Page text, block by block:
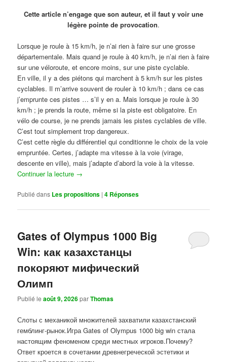
Cette article n’engage que son auteur, et il faut y voir une
légère pointe de provocation.
Lorsque je roule à 15 km/h, je n’ai rien à faire sur une grosse
départementale. Mais quand je roule à 40 km/h, je n’ai rien à faire
sur une véloroute, et encore moins, sur une piste cyclable.
En ville, il y a des piétons qui marchent à 5 km/h sur les pistes
cyclables. Il m’arrive souvent de rouler à 10 km/h ; dans ce cas
j’emprunte ces pistes … s’il y en a. Mais lorsque je roule à 30
km/h ; je prends la route, même si la piste est obligatoire. En
vélo de course, je ne prends jamais les pistes cyclables de ville.
C’est tout simplement trop dangereux.
C’est cette règle du différentiel qui conditionne le choix de la voie
empruntée. Certes, j’adapte ma vitesse à la voie (virage,
descente en ville), mais j’adapte d’abord la voie à la vitesse.
Continuer la lecture →
Publié dans Les propositions |4 Réponses
Gates of Olympus 1000 Big
Win: как казахстанцы
покоряют мифический
Олимп
Publié leaoût 9, 2026parThomas
Слоты с механикой множителей захватили казахстанский
гемблинг-рынок.Игра Gates of Olympus 1000 big win стала
настоящим феноменом среди местных игроков.Почему?
Ответ кроется в сочетании древнегреческой эстетики и